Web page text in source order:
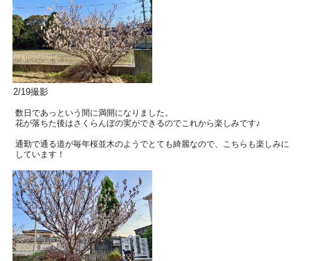
2/19撮影
数日であっという間に満開になりました。
花が落ちた後はさくらんぼの実ができるのでこれから楽しみです♪
通勤で通る道が毎年桜並木のようでとても綺麗なので、こちらも楽しみに
しています！